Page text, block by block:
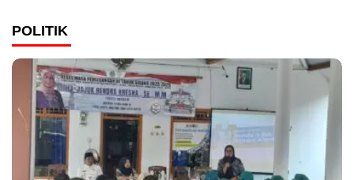
POLITIK